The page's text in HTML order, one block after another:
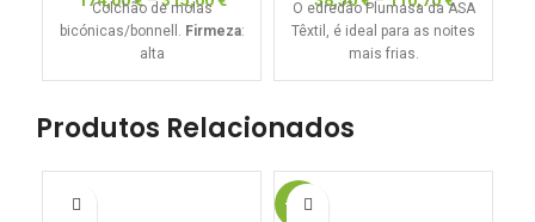
Colchão de molas
bicónicas/bonnell. Firmeza:
alta
O edredão Plumasa da ASA
Têxtil, é ideal para as noites
mais frias.
Produtos Relacionados
-19%